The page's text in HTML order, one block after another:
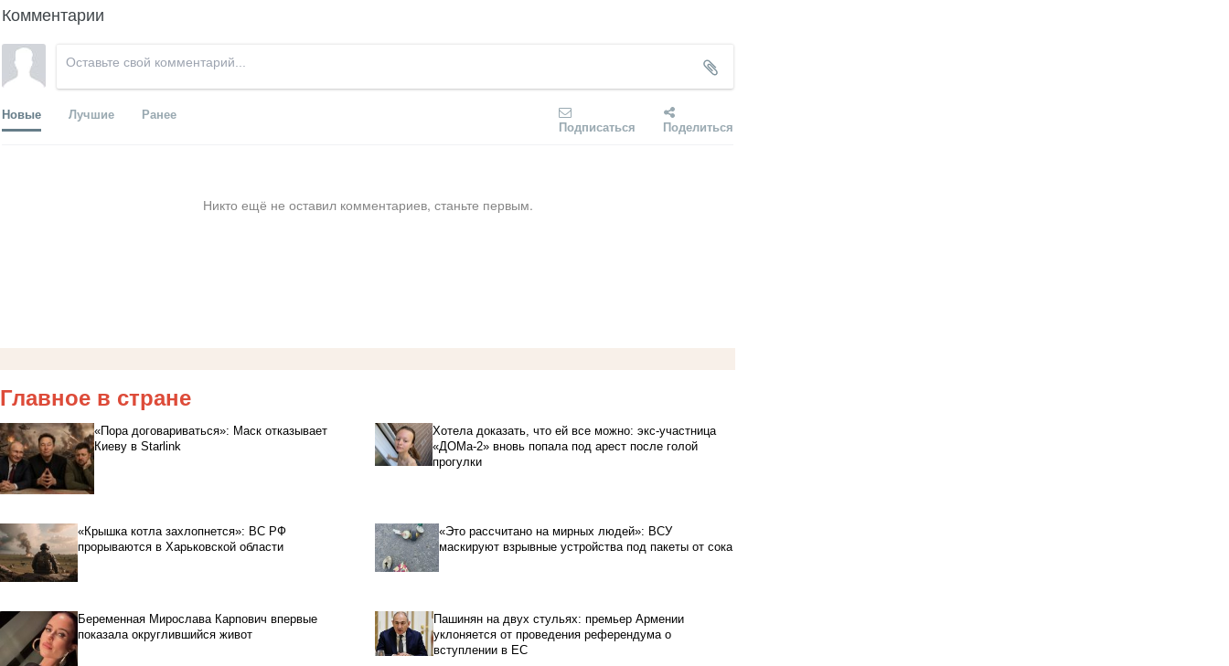
Комментарии
Новые Лучшие Ранее
Подписаться Поделиться
Никто ещё не оставил комментариев, станьте первым.
Главное в стране
«Пора договариваться»: Маск отказывает
Киеву в Starlink
Хотела доказать, что ей все можно: экс-участница
«ДОМа-2» вновь попала под арест после голой
прогулки
«Крышка котла захлопнется»: ВС РФ
прорываются в Харьковской области
«Это рассчитано на мирных людей»: ВСУ
маскируют взрывные устройства под пакеты от сока
Беременная Мирослава Карпович впервые
показала округлившийся живот
Пашинян на двух стульях: премьер Армении
уклоняется от проведения референдума о
вступлении в ЕС